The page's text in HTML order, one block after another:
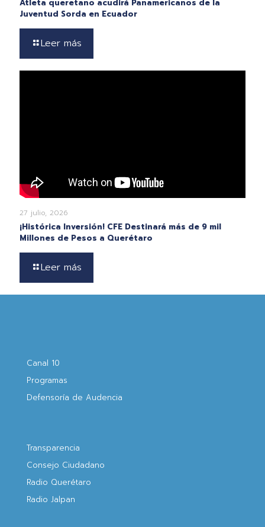
Atleta queretano acudirá Panamericanos de la
Juventud Sorda en Ecuador
Leer más
27 julio, 2026
¡Histórica Inversión! CFE Destinará más de 9 mil
Millones de Pesos a Querétaro
Leer más
Canal 10
Programas
Defensoría de Audencia
Transparencia
Consejo Ciudadano
Radio Querétaro
Radio Jalpan